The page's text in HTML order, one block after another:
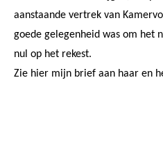
aanstaande vertrek van
goede gelegenheid was om het
nul op het rekest.
Zie hier mijn brief aan haar en